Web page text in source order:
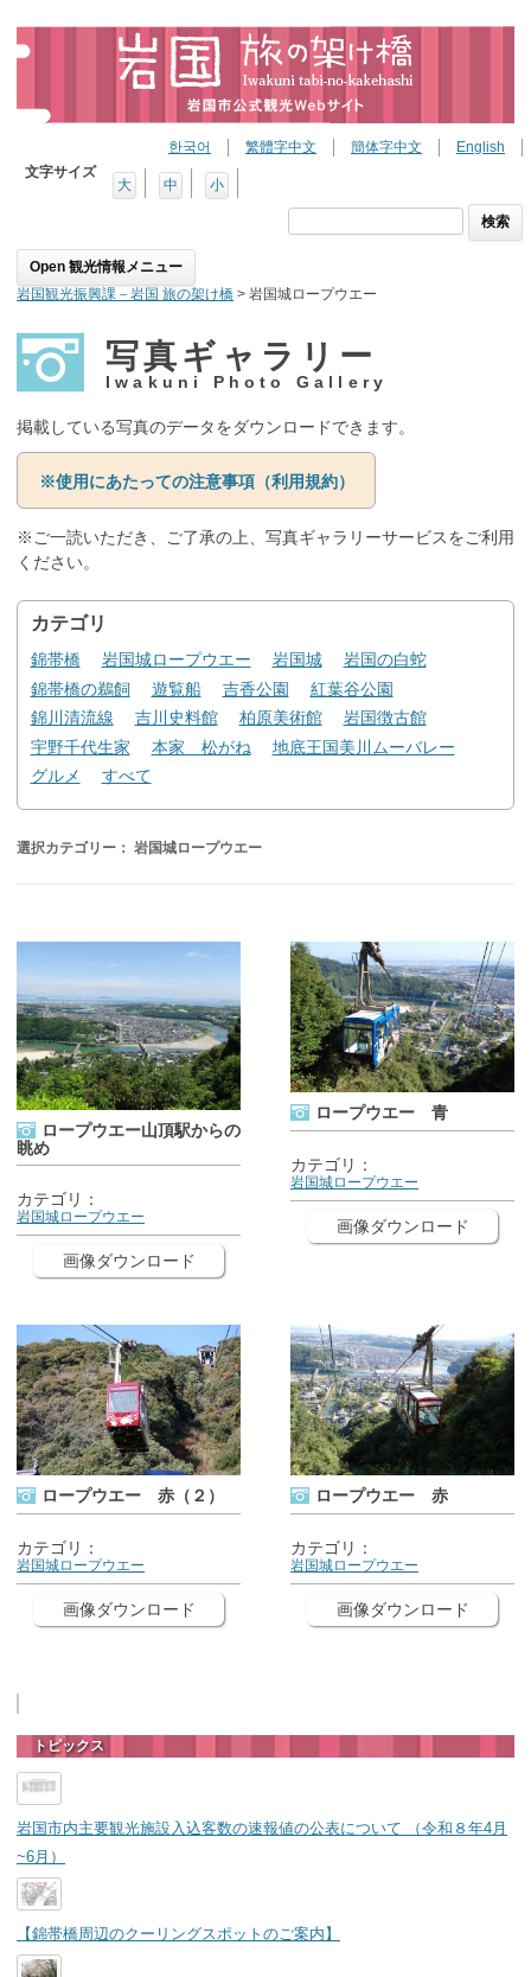
English
簡体字中文
繁體字中文
한국어
文字サイズ
小
中
大
検
Skip to content
岩国観光振興課－岩国 旅の架け橋 > 岩国城ロープウエー
写真ギャラリー
Iwakuni Photo Gallery
掲載している写真のデータをダウンロードできます。
※使用にあたっての注意事項（利用規約）
※ご一読いただき、ご了承の上、写真ギャラリーサービスをご利用
ください。
カテゴリ
錦帯橋 岩国城ロープウエー 岩国城
岩国の白蛇
錦帯橋の鵜飼
遊覧船 吉香公園
紅葉谷公園
錦川清流線
吉川史料館 柏原美術館
岩国徴古館
宇野千代生家
本家 松がね
地底王国美川ムーバレー
グルメ
すべて
選択カテゴリー： 岩国城ロープウエー
ロープウエー山頂駅からの
眺め
岩国城ロープウエー
画像ダウンロード
ロープウエー 青
岩国城ロープウエー
画像ダウンロード
ロープウエー 赤（２）
岩国城ロープウエー
画像ダウンロード
ロープウエー 赤
岩国城ロープウエー
画像ダウンロード
トピックス
岩国市内主要観光施設入込客数の速報値の公表について （令和８年4月
~6月）
【錦帯橋周辺のクーリングスポットのご案内】